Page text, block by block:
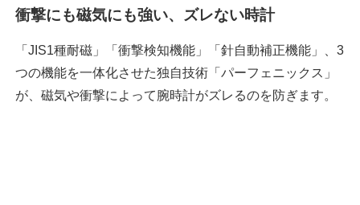
衝撃にも磁気にも強い、ズレない時計
「JIS1種耐磁」「衝撃検知機能」「針自動補正機能」、3
つの機能を一体化させた独自技術「パーフェニックス」
が、磁気や衝撃によって腕時計がズレるのを防ぎます。